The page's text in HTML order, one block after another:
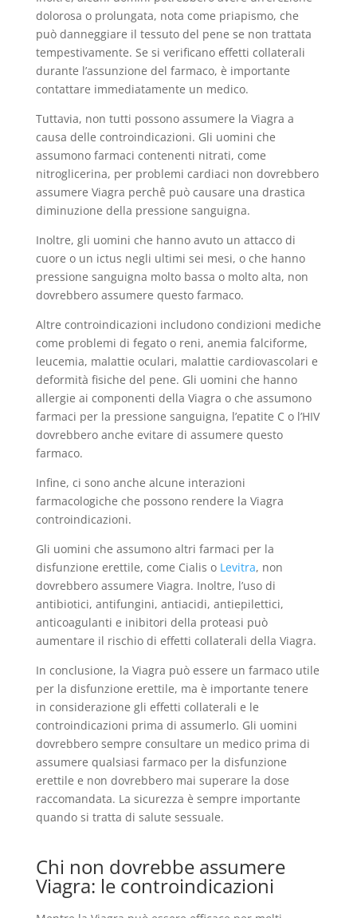
dolorosa o prolungata, nota come priapismo, che
può danneggiare il tessuto del pene se non trattata
tempestivamente. Se si verificano effetti collaterali
durante l’assunzione del farmaco, è importante
contattare immediatamente un medico.
Tuttavia, non tutti possono assumere la Viagra a
causa delle controindicazioni. Gli uomini che
assumono farmaci contenenti nitrati, come
nitroglicerina, per problemi cardiaci non dovrebbero
assumere Viagra perchê può causare una drastica
diminuzione della pressione sanguigna.
Inoltre, gli uomini che hanno avuto un attacco di
cuore o un ictus negli ultimi sei mesi, o che hanno
pressione sanguigna molto bassa o molto alta, non
dovrebbero assumere questo farmaco.
Altre controindicazioni includono condizioni mediche
come problemi di fegato o reni, anemia falciforme,
leucemia, malattie oculari, malattie cardiovascolari e
deformità fisiche del pene. Gli uomini che hanno
allergie ai componenti della Viagra o che assumono
farmaci per la pressione sanguigna, l’epatite C o l’HIV
dovrebbero anche evitare di assumere questo
farmaco.
Infine, ci sono anche alcune interazioni
farmacologiche che possono rendere la Viagra
controindicazioni.
Gli uomini che assumono altri farmaci per la
disfunzione erettile, come Cialis o Levitra, non
dovrebbero assumere Viagra. Inoltre, l’uso di
antibiotici, antifungini, antiacidi, antiepilettici,
anticoagulanti e inibitori della proteasi può
aumentare il rischio di effetti collaterali della Viagra.
In conclusione, la Viagra può essere un farmaco utile
per la disfunzione erettile, ma è importante tenere
in considerazione gli effetti collaterali e le
controindicazioni prima di assumerlo. Gli uomini
dovrebbero sempre consultare un medico prima di
assumere qualsiasi farmaco per la disfunzione
erettile e non dovrebbero mai superare la dose
raccomandata. La sicurezza è sempre importante
quando si tratta di salute sessuale.
Chi non dovrebbe assumere
Viagra: le controindicazioni